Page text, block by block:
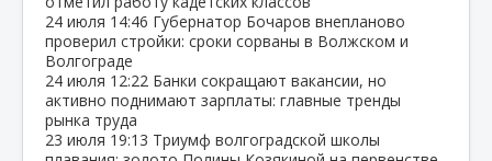
24 июля 14:46 Губернатор Бочаров внепланово
проверил стройки: сроки сорваны в Волжском и
Волгограде
24 июля 12:22 Банки сокращают вакансии, но
активно поднимают зарплаты: главные тренды
рынка труда
23 июля 19:13 Триумф волгоградской школы